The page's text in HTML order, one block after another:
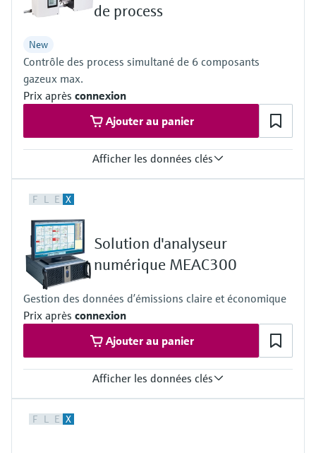
≤ +550 °C de process
New
Contrôle des process simultané de 6 composants
gazeux max.
Prix après connexion
Ajouter au panier
Afficher les données clés
More than 60 measuring components available (depending on
concentration and sample gas composition)
Up to 6 components simultanously
2 measuring ranges per component
Automatic measuring range switching (adjaustable)
2 limit values per component
Measuring ranges depend on application and combination of
measuring components
F L E X
Solution d'analyseur
numérique MEAC300
Gestion des données d’émissions claire et économique
Prix après connexion
Ajouter au panier
Afficher les données clés
5s value, Average value, Daily average value, Monthly average
F L E X